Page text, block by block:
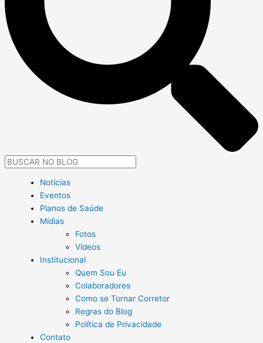
Notícias
Eventos
Planos de Saúde
Mídias
Fotos
Vídeos
Institucional
Quem Sou Eu
Colaboradores
Como se Tornar Corretor
Regras do Blog
Política de Privacidade
Contato